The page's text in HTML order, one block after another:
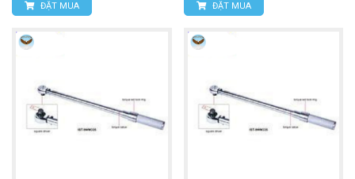
ĐẶT MUA ĐẶT MUA